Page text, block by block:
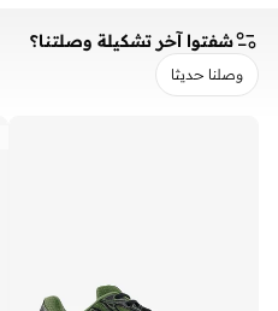
شفتوا آخر تشكيلة وصلتنا؟
وصلنا حديثا